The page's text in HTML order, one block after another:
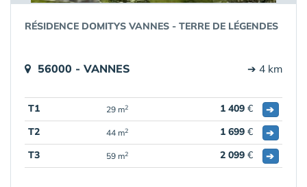
RÉSIDENCE DOMITYS VANNES - TERRE DE LÉGENDES
56000 - VANNES ➔ 4 km
T1 29 m2 1 409 €
➔
T2
44 m2 1 699 €
➔
T3
59 m2 2 099 € ➔